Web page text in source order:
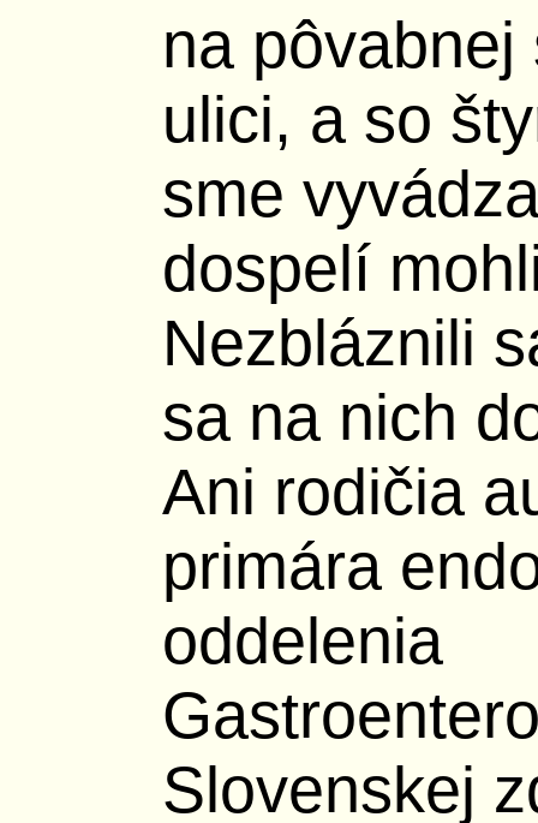
na
ulici, a so
sme
dospelí
Nezbláznili
sa na nich
Ani rodičia
primára
oddelenia
Slovenskej